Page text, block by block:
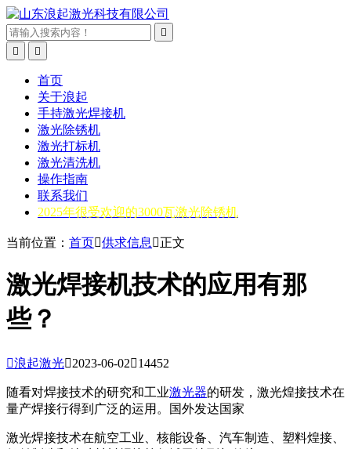



首页
关于浪起
手持激光焊接机
激光除锈机
激光打标机
激光清洗机
操作指南
联系我们
2025年很受欢迎的3000瓦激光除锈机
当前位置： 首页供求信息 正文
激光焊接机技术的应用有那
些？
浪起激光2023-06-0214452
随看对焊接技术的研究和工业激光器的研发，激光煌接技术在
量产焊接行得到广泛的运用。国外发达国家
激光焊接技术在航空工业、核能设备、汽车制造、塑料煌接、